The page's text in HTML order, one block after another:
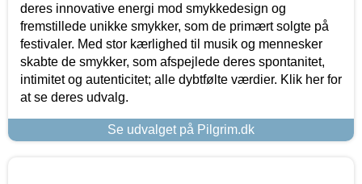
deres innovative energi mod smykkedesign og
fremstillede unikke smykker, som de primært solgte på
festivaler. Med stor kærlighed til musik og mennesker
skabte de smykker, som afspejlede deres spontanitet,
intimitet og autenticitet; alle dybtfølte værdier. Klik her for
at se deres udvalg.
Se udvalget på Pilgrim.dk